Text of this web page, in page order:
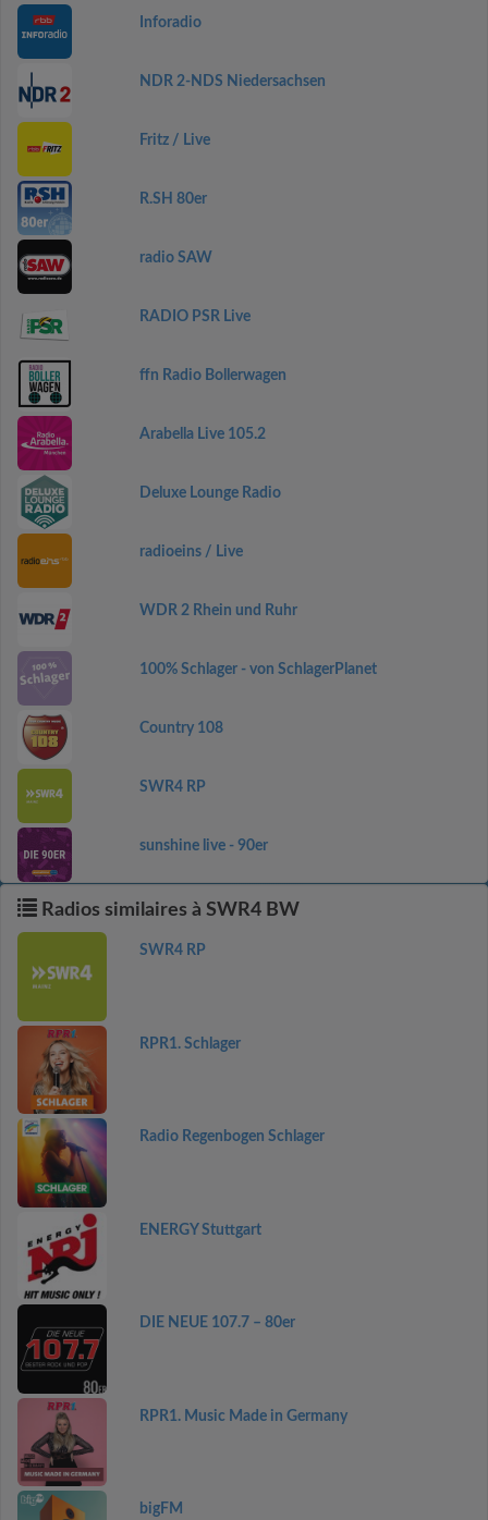
Inforadio
NDR 2-NDS Niedersachsen
Fritz / Live
R.SH 80er
radio SAW
RADIO PSR Live
ffn Radio Bollerwagen
Arabella Live 105.2
Deluxe Lounge Radio
radioeins / Live
WDR 2 Rhein und Ruhr
100% Schlager - von SchlagerPlanet
Country 108
SWR4 RP
sunshine live - 90er
Radios similaires à SWR4 BW
SWR4 RP
RPR1. Schlager
Radio Regenbogen Schlager
ENERGY Stuttgart
DIE NEUE 107.7 – 80er
RPR1. Music Made in Germany
bigFM